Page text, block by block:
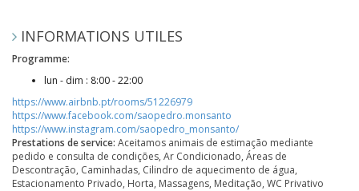
INFORMATIONS UTILES
Programme:
lun - dim : 8:00 - 22:00
https://www.airbnb.pt/rooms/51226979
https://www.facebook.com/saopedro.monsanto
https://www.instagram.com/saopedro_monsanto/
Prestations de service: Aceitamos animais de estimação mediante
pedido e consulta de condições, Ar Condicionado, Áreas de
Descontração, Caminhadas, Cilindro de aquecimento de água,
Estacionamento Privado, Horta, Massagens, Meditação, WC Privativo